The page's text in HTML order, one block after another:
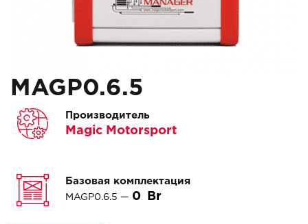
MAGP0.6.5
Производитель
Magic Motorsport
Базовая комплектация
MAGP0.6.5 — 0